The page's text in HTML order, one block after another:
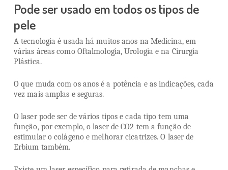
Pode ser usado em todos os tipos de
pele
A tecnologia é usada há muitos anos na Medicina, em
várias áreas como Oftalmologia, Urologia e na Cirurgia
Plástica.
O que muda com os anos é a potência e as indicações, cada
vez mais amplas e seguras.
O laser pode ser de vários tipos e cada tipo tem uma
função, por exemplo, o laser de CO2 tem a função de
estimular o colágeno e melhorar cicatrizes. O laser de
Erbium também.